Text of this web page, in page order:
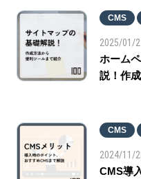
CMS
2025/01/
ホーム
説！作
CMS
2024/11/
CMS導